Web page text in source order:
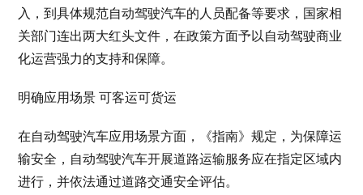
入，到具体规范自动驾驶汽车的人员配备等要求，国家相
关部门连出两大红头文件，在政策方面予以自动驾驶商业
化运营强力的支持和保障。
明确应用场景 可客运可货运
在自动驾驶汽车应用场景方面，《指南》规定，为保障运
输安全，自动驾驶汽车开展道路运输服务应在指定区域内
进行，并依法通过道路交通安全评估。